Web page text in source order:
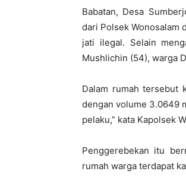
Babatan, Desa
dari Polsek Wonosalam
jati ilegal. Selain
Mushlichin (54), warga
Dalam rumah tersebut
dengan volume 3.0649
pelaku,” kata Kapolsek
Penggerebekan itu
rumah warga terdapat